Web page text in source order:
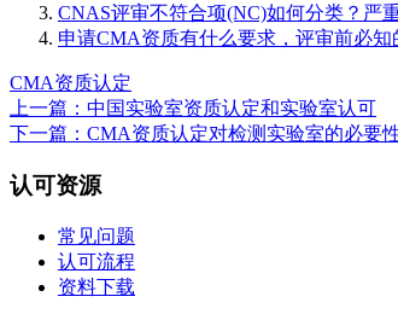
CNAS评审不符合项(NC)如何分类？严
申请CMA资质有什么要求，评审前必知
CMA资质认定
上一篇：中国实验室资质认定和实验室认可
下一篇：CMA资质认定对检测实验室的必要
认可资源
常见问题
认可流程
资料下载